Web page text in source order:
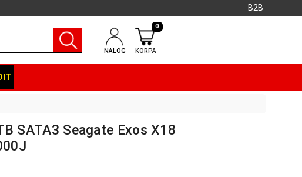
B2B
NALOG KORPA
0
SATA3 Seagate Exos X18